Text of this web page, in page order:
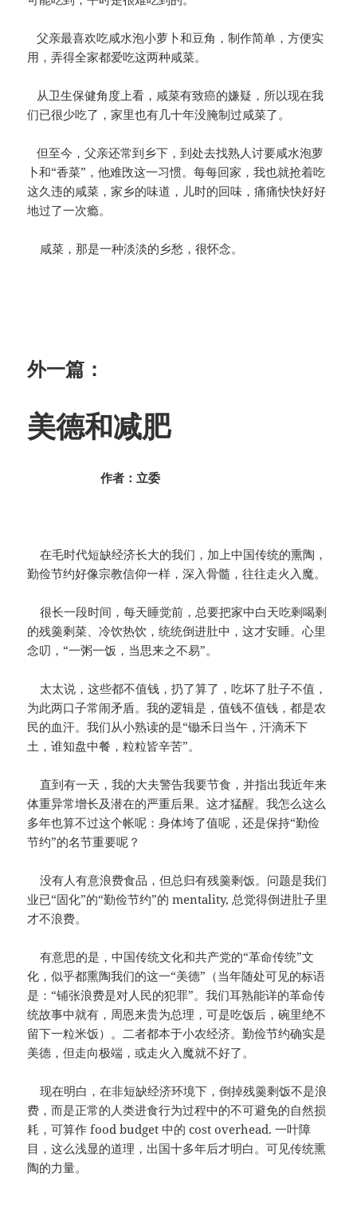
父亲最喜欢吃咸水泡小萝卜和豆角，制作简单，方便实
用，弄得全家都爱吃这两种咸菜。
从卫生保健角度上看，咸菜有致癌的嫌疑，所以现在我
们已很少吃了，家里也有几十年没腌制过咸菜了。
但至今，父亲还常到乡下，到处去找熟人讨要咸水泡萝
卜和“香菜”，他难攺这一习惯。每每回家，我也就抢着吃
这久违的咸菜，家乡的味道，儿时的回味，痛痛快快好好
地过了一次瘾。
咸菜，那是一种淡淡的乡愁，很怀念。
外一篇：
美德和减肥
作者：立委
在毛时代短缺经济长大的我们，加上中国传统的熏陶，
勤俭节约好像宗教信仰一样，深入骨髓，往往走火入魔。
很长一段时间，每天睡觉前，总要把家中白天吃剩喝剩
的残羹剩菜、冷饮热饮，统统倒进肚中，这才安睡。心里
念叨，“一粥一饭，当思来之不易”。
太太说，这些都不值钱，扔了算了，吃坏了肚子不值，
为此两口子常闹矛盾。我的逻辑是，值钱不值钱，都是农
民的血汗。我们从小熟读的是“锄禾日当午，汗滴禾下
土，谁知盘中餐，粒粒皆辛苦”。
直到有一天，我的大夫警告我要节食，并指出我近年来
体重异常增长及潜在的严重后果。这才猛醒。我怎么这么
多年也算不过这个帐呢：身体垮了值呢，还是保持“勤俭
节约”的名节重要呢？
没有人有意浪费食品，但总归有残羹剩饭。问题是我们
业已“固化”的“勤俭节约”的 mentality, 总觉得倒进肚子里
才不浪费。
有意思的是，中国传统文化和共产党的“革命传统”文
化，似乎都熏陶我们的这一“美德”（当年随处可见的标语
是：“铺张浪费是对人民的犯罪”。我们耳熟能详的革命传
统故事中就有，周恩来贵为总理，可是吃饭后，碗里绝不
留下一粒米饭）。二者都本于小农经济。勤俭节约确实是
美德，但走向极端，或走火入魔就不好了。
现在明白，在非短缺经济环境下，倒掉残羹剩饭不是浪
费，而是正常的人类进食行为过程中的不可避免的自然损
耗，可算作 food budget 中的 cost overhead. 一叶障
目，这么浅显的道理，出国十多年后才明白。可见传统熏
陶的力量。